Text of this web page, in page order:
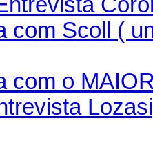
com Scoll (
com o